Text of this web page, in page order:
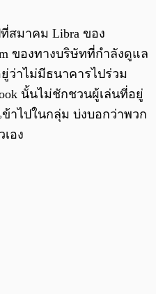
ที่สมาคม Libra ของ
ของทางบริษัทที่กำลังดูแล
ว่าไม่มีธนาคารไปร่วม
นั้นไม่ชักชวนผู้เล่นที่อยู่
าไปในกลุ่ม บ่งบอกว่าพวก
อง